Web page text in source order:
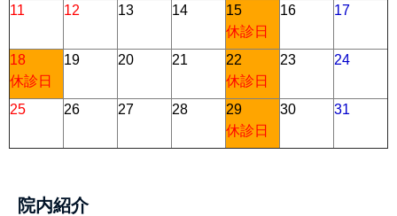
11 12 13 14
15
休診日
16 17
18
休診日
19 20 21
22
休診日
23 24
25 26 27 28
29
休診日
30 31
院内紹介